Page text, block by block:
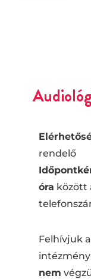
rendelő
óra között
Felhívjuk
nem